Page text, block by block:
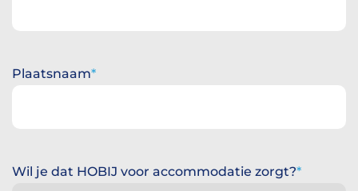
Plaatsnaam
Wil je dat HOBIJ voor accommodatie zorgt?